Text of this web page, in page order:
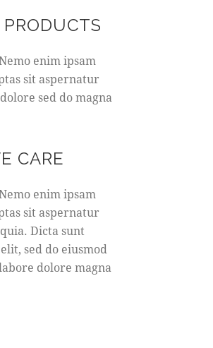
enim ipsam
sit aspernatur
sed do magna
CARE
enim ipsam
sit aspernatur
Dicta sunt
sed do eiusmod
dolore magna